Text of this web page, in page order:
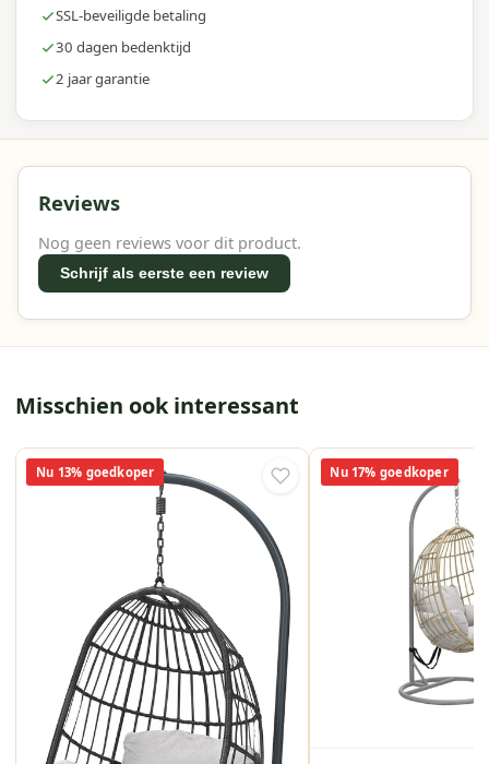
SSL-beveiligde betaling
30 dagen bedenktijd
2 jaar garantie
Reviews
Nog geen reviews voor dit product.
Schrijf als eerste een review
Misschien ook interessant
Nu 13% goedkoper Nu 17% goedkoper